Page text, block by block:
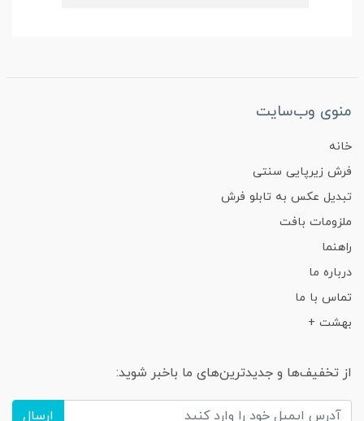
منوی وب‌سایت
خانه
فرش زیرپایی سنتی
تبدیل عکس به تابلو فرش
ملزومات بافت
راهنما
درباره ما
تماس با ما
بهشت +
از تخفیف‌ها و جدیدترین‌های ما باخبر شوید:
ارسال